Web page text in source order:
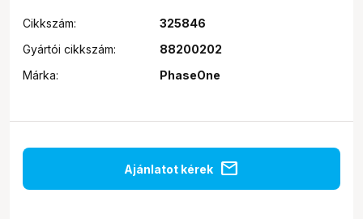
Cikkszám:
325846
Gyártói cikkszám:
88200202
Márka:
PhaseOne
Ajánlatot kérek mail